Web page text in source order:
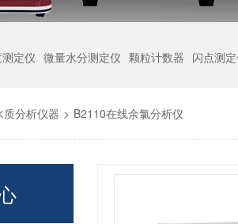
定仪 微量水分测定仪 颗粒计数器 闪点测
质分析仪器 > B2110在线余氯分析仪